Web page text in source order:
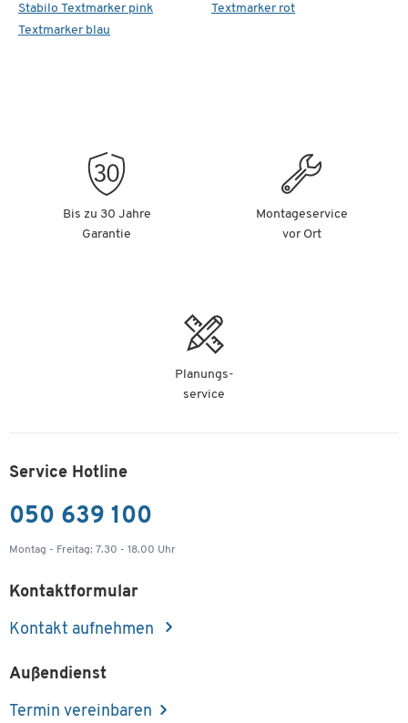
Stabilo Textmarker pink
Textmarker blau
Textmarker rot
Bis zu 30 Jahre
Garantie
Montageservice
vor Ort
Planungs-
service
Service Hotline
050 639 100
Montag - Freitag: 7.30 - 18.00 Uhr
Kontaktformular
Kontakt aufnehmen
Außendienst
Termin vereinbaren